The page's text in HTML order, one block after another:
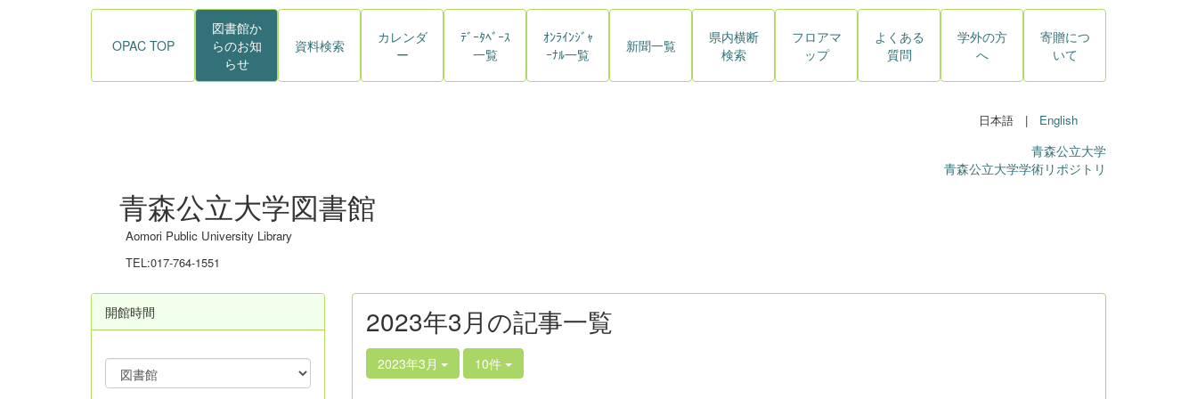
OPAC TOP
図書館か
らのお知
らせ
資料検索
カレンダ
ー
ﾃﾞｰﾀﾍﾞｰｽ
一覧
ｵﾝﾗｲﾝｼﾞｬ
ｰﾅﾙ一覧
新聞一覧
県内横断
検索
フロアマ
ップ
よくある
質問
学外の方
へ
寄贈につ
いて
日本語 | English
青森公立大学
青森公立大学学術リポジトリ
青森公立大学図書館
Aomori Public University Library
TEL:017-764-1551
2023年3月の記事一覧
2023年3月 10件
開館時間